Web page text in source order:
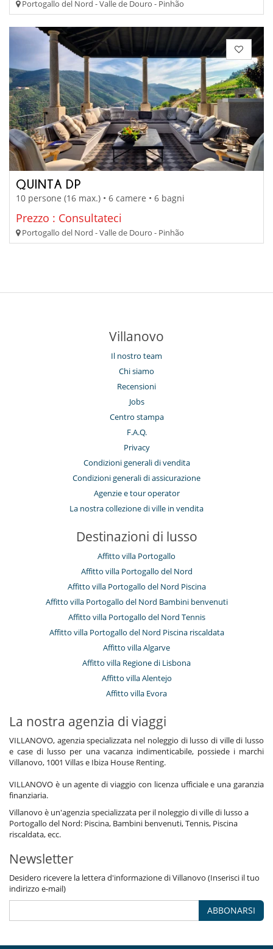
Portogallo del Nord - Valle de Douro - Pinhão
QUINTA DP
10 persone (16 max.) • 6 camere • 6 bagni
Prezzo : Consultateci
Portogallo del Nord - Valle de Douro - Pinhão
Villanovo
Il nostro team
Chi siamo
Recensioni
Jobs
Centro stampa
F.A.Q.
Privacy
Condizioni generali di vendita
Condizioni generali di assicurazione
Agenzie e tour operator
La nostra collezione di ville in vendita
Destinazioni di lusso
Affitto villa Portogallo
Affitto villa Portogallo del Nord
Affitto villa Portogallo del Nord Piscina
Affitto villa Portogallo del Nord Bambini benvenuti
Affitto villa Portogallo del Nord Tennis
Affitto villa Portogallo del Nord Piscina riscaldata
Affitto villa Algarve
Affitto villa Regione di Lisbona
Affitto villa Alentejo
Affitto villa Evora
La nostra agenzia di viaggi
VILLANOVO, agenzia specializzata nel noleggio di lusso di ville di lusso
e case di lusso per una vacanza indimenticabile, possiede i marchi
Villanovo, 1001 Villas e Ibiza House Renting.
VILLANOVO è un agente di viaggio con licenza ufficiale e una garanzia
finanziaria.
Villanovo è un'agenzia specializzata per il noleggio di ville di lusso a
Portogallo del Nord: Piscina, Bambini benvenuti, Tennis, Piscina
riscaldata, ecc.
Newsletter
Desidero ricevere la lettera d'informazione di Villanovo (Inserisci il tuo
indirizzo e-mail)
ABBONARSI